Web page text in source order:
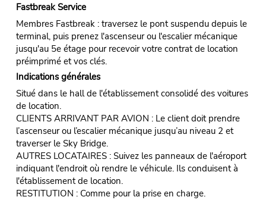
Fastbreak Service
Membres Fastbreak : traversez le pont suspendu depuis le
terminal, puis prenez l'ascenseur ou l'escalier mécanique
jusqu'au 5e étage pour recevoir votre contrat de location
préimprimé et vos clés.
Indications générales
Situé dans le hall de l'établissement consolidé des voitures
de location.
CLIENTS ARRIVANT PAR AVION : Le client doit prendre
l’ascenseur ou l’escalier mécanique jusqu’au niveau 2 et
traverser le Sky Bridge.
AUTRES LOCATAIRES : Suivez les panneaux de l'aéroport
indiquant l'endroit où rendre le véhicule. Ils conduisent à
l'établissement de location.
RESTITUTION : Comme pour la prise en charge.